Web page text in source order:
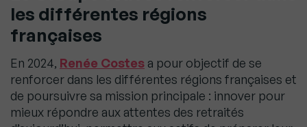
les différentes régions
françaises
En 2024, Renée Costes a pour objectif de se
renforcer dans les différentes régions françaises et
de poursuivre sa mission principale : innover pour
mieux répondre aux attentes des retraités